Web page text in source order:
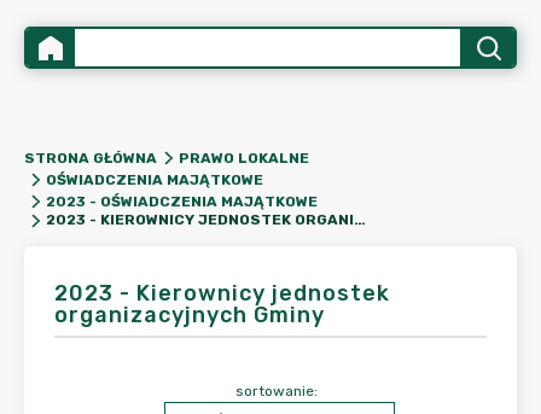
STRONA GŁÓWNA
PRAWO LOKALNE
OŚWIADCZENIA MAJĄTKOWE
2023 - OŚWIADCZENIA MAJĄTKOWE
2023 - KIEROWNICY JEDNOSTEK ORGANIZACYJNYCH GMINY
2023 - Kierownicy jednostek
organizacyjnych Gminy
sortowanie: